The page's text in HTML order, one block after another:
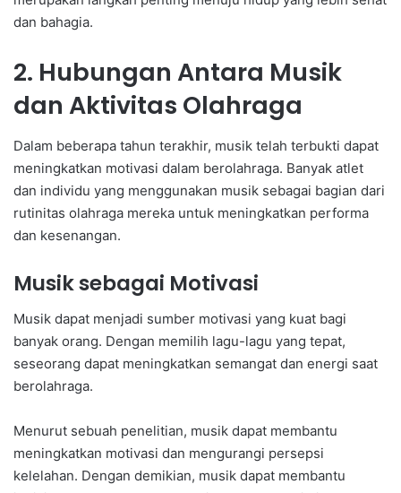
dan bahagia.
2. Hubungan Antara Musik
dan Aktivitas Olahraga
Dalam beberapa tahun terakhir, musik telah terbukti dapat
meningkatkan motivasi dalam berolahraga. Banyak atlet
dan individu yang menggunakan musik sebagai bagian dari
rutinitas olahraga mereka untuk meningkatkan performa
dan kesenangan.
Musik sebagai Motivasi
Musik dapat menjadi sumber motivasi yang kuat bagi
banyak orang. Dengan memilih lagu-lagu yang tepat,
seseorang dapat meningkatkan semangat dan energi saat
berolahraga.
Menurut sebuah penelitian, musik dapat membantu
meningkatkan motivasi dan mengurangi persepsi
kelelahan. Dengan demikian, musik dapat membantu